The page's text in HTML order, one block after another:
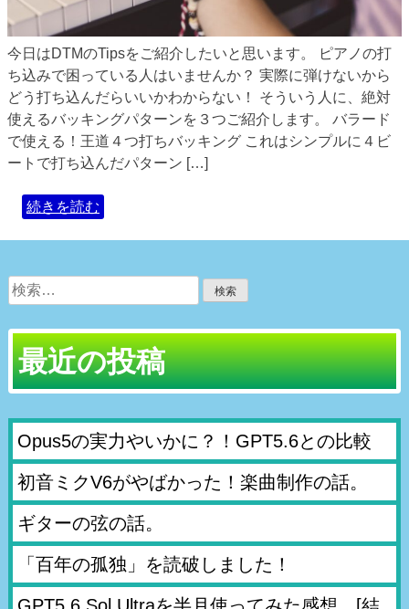
今日はDTMのTipsをご紹介したいと思います。 ピアノの打
ち込みで困っている人はいませんか？ 実際に弾けないから
どう打ち込んだらいいかわからない！ そういう人に、絶対
使えるバッキングパターンを３つご紹介します。 バラード
で使える！王道４つ打ちバッキング これはシンプルに４ビ
ートで打ち込んだパターン […]
続きを読む
検
索:
最近の投稿
Opus5の実力やいかに？！GPT5.6との比較
初音ミクV6がやばかった！楽曲制作の話。
ギターの弦の話。
「百年の孤独」を読破しました！